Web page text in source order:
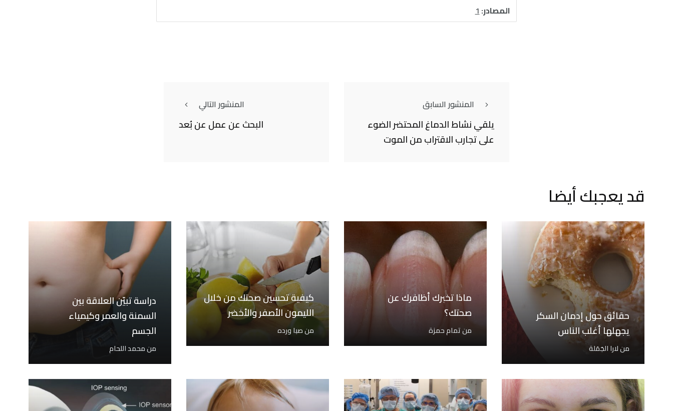
المصادر:1
المنشور السابق
يلقي نشاط الدماغ المحتضر الضوء
على تجارب الاقتراب من الموت
المنشور التالي
البحث عن عمل عن بُعد
قد يعجبك أيضا
حقائق حول إدمان السكر
يجهلها أغلب الناس
منلارا الجَمَلة
ماذا تخبرك أظافرك عن
صحتك؟
منتمام حمزة
كيفية تحسين صحتك من خلال
الليمون الأصفر والأخضر
منصبا ورده
دراسة تبيّن العلاقة بين
السمنة والعمر وكيمياء
الجسم
منمحمد اللحام